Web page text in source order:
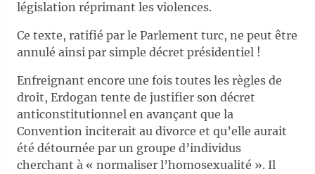
législation réprimant les violences.
Ce texte, ratifié par le Parlement turc, ne peut être
annulé ainsi par simple décret présidentiel !
Enfreignant encore une fois toutes les règles de
droit, Erdogan tente de justifier son décret
anticonstitutionnel en avançant que la
Convention inciterait au divorce et qu’elle aurait
été détournée par un groupe d’individus
cherchant à « normaliser l’homosexualité ». Il